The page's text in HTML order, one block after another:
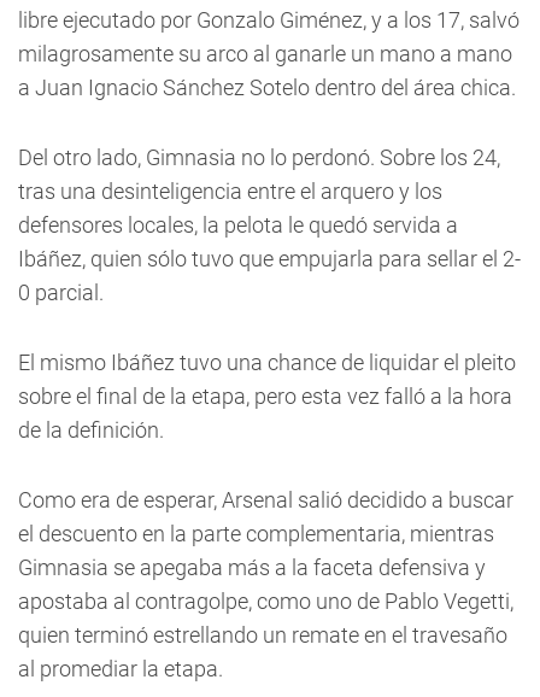
libre ejecutado por Gonzalo Giménez, y a los 17, salvó
milagrosamente su arco al ganarle un mano a mano
a Juan Ignacio Sánchez Sotelo dentro del área chica.
Del otro lado, Gimnasia no lo perdonó. Sobre los 24,
tras una desinteligencia entre el arquero y los
defensores locales, la pelota le quedó servida a
Ibáñez, quien sólo tuvo que empujarla para sellar el 2-
0 parcial.
El mismo Ibáñez tuvo una chance de liquidar el pleito
sobre el final de la etapa, pero esta vez falló a la hora
de la definición.
Como era de esperar, Arsenal salió decidido a buscar
el descuento en la parte complementaria, mientras
Gimnasia se apegaba más a la faceta defensiva y
apostaba al contragolpe, como uno de Pablo Vegetti,
quien terminó estrellando un remate en el travesaño
al promediar la etapa.